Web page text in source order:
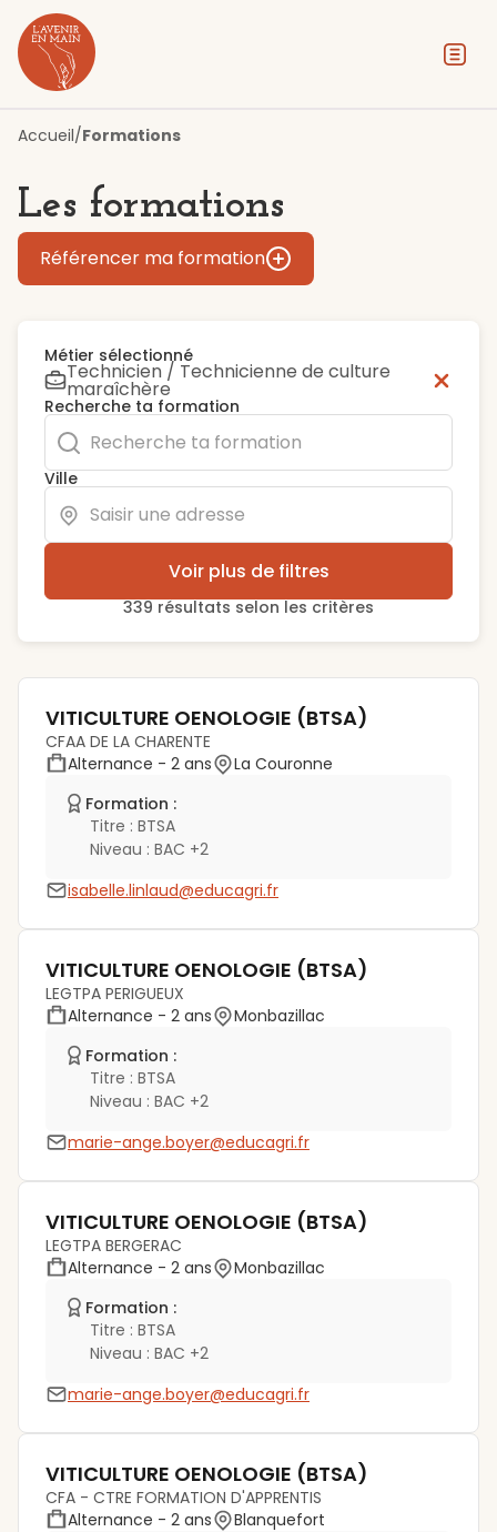
Contenu
Menu
Pied de page
Accueil/Formations
Les formations
Référencer ma formation
Métier sélectionné
Technicien / Technicienne de culture
maraîchère
Recherche ta formation
Ville
Voir plus de filtres
339 résultats selon les critères
VITICULTURE OENOLOGIE (BTSA)
CFAA DE LA CHARENTE
Alternance - 2 ans
La Couronne
Formation :
Titre : BTSA
Niveau : BAC +2
isabelle.linlaud@educagri.fr
VITICULTURE OENOLOGIE (BTSA)
LEGTPA PERIGUEUX
Alternance - 2 ans
Monbazillac
Formation :
Titre : BTSA
Niveau : BAC +2
marie-ange.boyer@educagri.fr
VITICULTURE OENOLOGIE (BTSA)
LEGTPA BERGERAC
Alternance - 2 ans
Monbazillac
Formation :
Titre : BTSA
Niveau : BAC +2
marie-ange.boyer@educagri.fr
VITICULTURE OENOLOGIE (BTSA)
CFA - CTRE FORMATION D'APPRENTIS
Alternance - 2 ans
Blanquefort